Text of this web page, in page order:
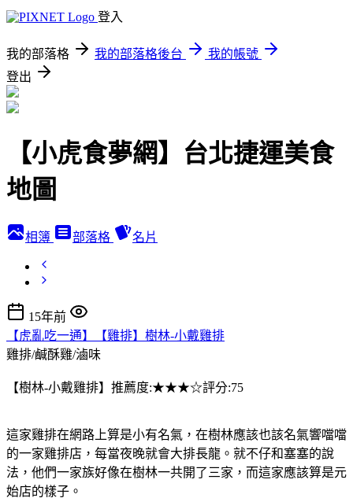
登入
我的部落格 我的部落格後台
我的帳號
登出
【小虎食夢網】台北捷運美食
地圖
相簿 部落格 名片
15年前
【虎亂吃一通】【雞排】樹林-小戴雞排
雞排/鹹酥雞/滷味
【樹林-小戴雞排】推薦度:★★★☆評分:75
這家雞排在網路上算是小有名氣，在樹林應該也該名氣響噹噹
的一家雞排店，每當夜晚就會大排長龍。就不仔和塞塞的說
法，他們一家族好像在樹林一共開了三家，而這家應該算是元
始店的樣子。